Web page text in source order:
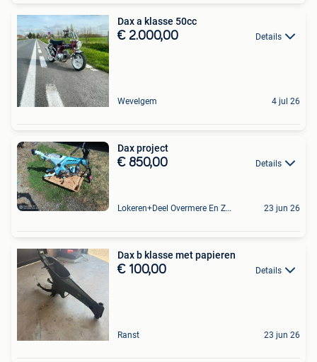
Dax a klasse 50cc
€ 2.000,00 Details
Wevelgem 4 jul 26
Dax project
€ 850,00 Details
Lokeren+Deel Overmere En Zele 23 jun 26
Dax b klasse met papieren
€ 100,00 Details
Ranst 23 jun 26